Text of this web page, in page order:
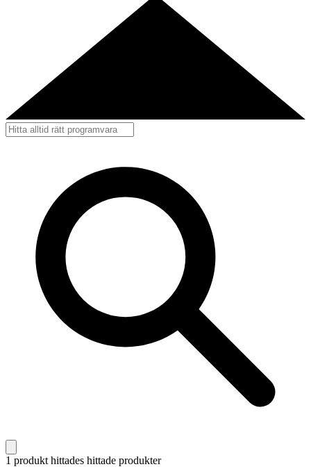
1 produkt hittades hittade produkter